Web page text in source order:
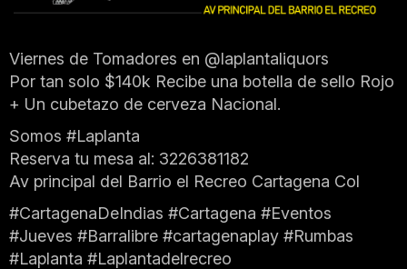
Viernes de Tomadores en @laplantaliquors
Por tan solo $140k Recibe una botella de sello Rojo
+ Un cubetazo de cerveza Nacional.
Somos #Laplanta
Reserva tu mesa al: 3226381182
Av principal del Barrio el Recreo Cartagena Col
#CartagenaDeIndias #Cartagena #Eventos
#Jueves #Barralibre #cartagenaplay #Rumbas
#Laplanta #Laplantadelrecreo